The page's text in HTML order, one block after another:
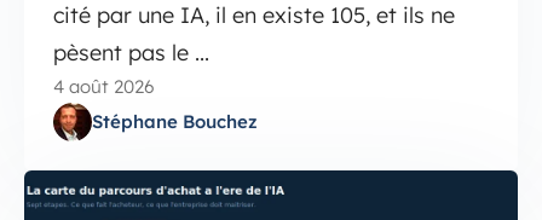
cité par une IA, il en existe 105, et ils ne
pèsent pas le ...
4 août 2026
Stéphane Bouchez